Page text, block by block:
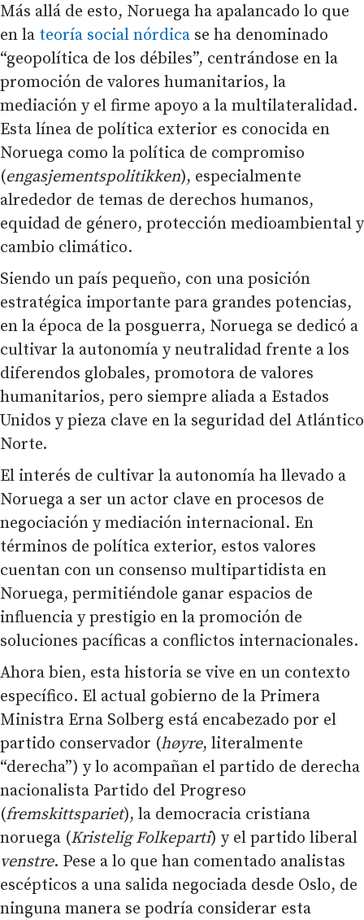
Más allá de esto, Noruega ha apalancado lo que
en la teoría social nórdica se ha denominado
“geopolítica de los débiles”, centrándose en la
promoción de valores humanitarios, la
mediación y el firme apoyo a la multilateralidad.
Esta línea de política exterior es conocida en
Noruega como la política de compromiso
(engasjementspolitikken), especialmente
alrededor de temas de derechos humanos,
equidad de género, protección medioambiental y
cambio climático.
Siendo un país pequeño, con una posición
estratégica importante para grandes potencias,
en la época de la posguerra, Noruega se dedicó a
cultivar la autonomía y neutralidad frente a los
diferendos globales, promotora de valores
humanitarios, pero siempre aliada a Estados
Unidos y pieza clave en la seguridad del Atlántico
Norte.
El interés de cultivar la autonomía ha llevado a
Noruega a ser un actor clave en procesos de
negociación y mediación internacional. En
términos de política exterior, estos valores
cuentan con un consenso multipartidista en
Noruega, permitiéndole ganar espacios de
influencia y prestigio en la promoción de
soluciones pacíficas a conflictos internacionales.
Ahora bien, esta historia se vive en un contexto
específico. El actual gobierno de la Primera
Ministra Erna Solberg está encabezado por el
partido conservador (høyre, literalmente
“derecha”) y lo acompañan el partido de derecha
nacionalista Partido del Progreso
(fremskittspariet), la democracia cristiana
noruega (Kristelig Folkeparti) y el partido liberal
venstre. Pese a lo que han comentado analistas
escépticos a una salida negociada desde Oslo, de
ninguna manera se podría considerar esta